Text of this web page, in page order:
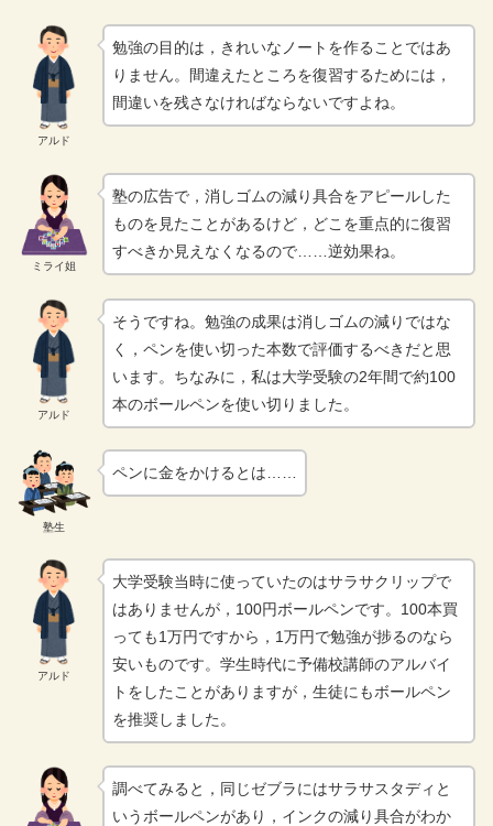
アルド
勉強の目的は，きれいなノートを作ることではあ
りません。間違えたところを復習するためには，
間違いを残さなければならないですよね。
ミライ姐
塾の広告で，消しゴムの減り具合をアピールした
ものを見たことがあるけど，どこを重点的に復習
すべきか見えなくなるので……逆効果ね。
アルド
そうですね。勉強の成果は消しゴムの減りではな
く，ペンを使い切った本数で評価するべきだと思
います。ちなみに，私は大学受験の2年間で約100
本のボールペンを使い切りました。
塾生
ペンに金をかけるとは……
アルド
大学受験当時に使っていたのはサラサクリップで
はありませんが，100円ボールペンです。100本買
っても1万円ですから，1万円で勉強が捗るのなら
安いものです。学生時代に予備校講師のアルバイ
トをしたことがありますが，生徒にもボールペン
を推奨しました。
調べてみると，同じゼブラにはサラサスタディと
いうボールペンがあり，インクの減り具合がわか